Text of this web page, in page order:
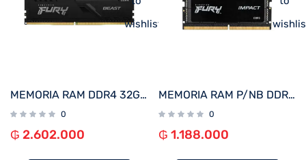
wishlist
MEMORIA RAM DDR4 32GB 3200 KINGSTON FURY BEAST BK KF432C16BB/32
0
₲ 2.602.000
MEMORIA RAM P/NB DDR5 8GB 4800 KINGSTON FURY IMPACT BK KF548S38IB-8 XMP
0
₲ 1.188.000